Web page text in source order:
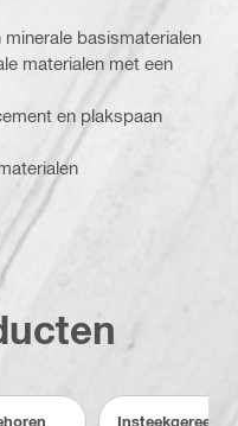
basismaterialen
materialen met een
en plakspaan